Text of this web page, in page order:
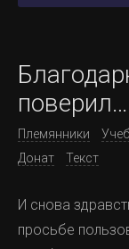
поверил…
Племянники
Донат
Текст
И снова
просьбе